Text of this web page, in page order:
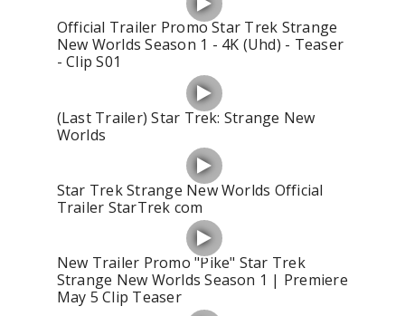
Official Trailer Promo Star Trek Strange
New Worlds Season 1 - 4K (Uhd) - Teaser
- Clip S01
(Last Trailer) Star Trek: Strange New
Worlds
Star Trek Strange New Worlds Official
Trailer StarTrek com
New Trailer Promo "Pike" Star Trek
Strange New Worlds Season 1 | Premiere
May 5 Clip Teaser